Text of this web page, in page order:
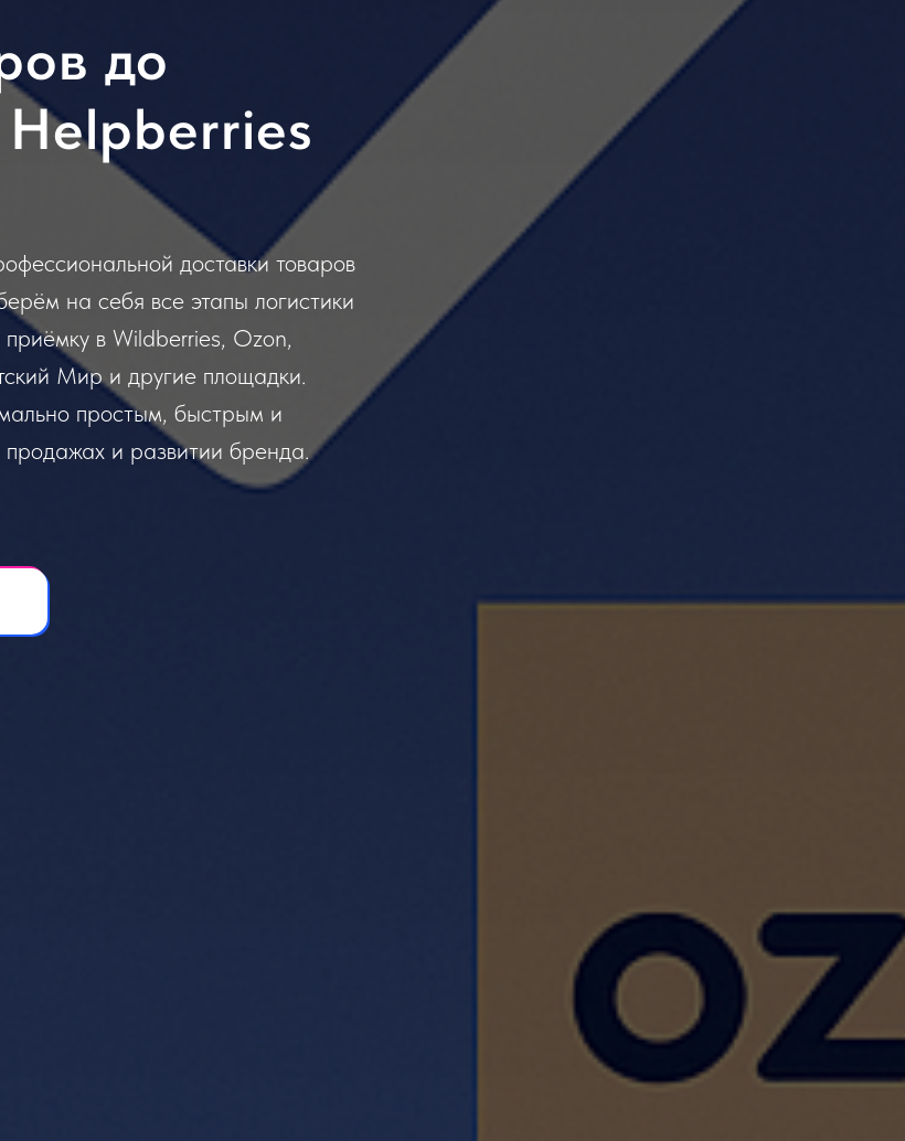
до
доставки товаров
на себя все этапы логистики
в Wildberries, Ozon,
Мир и другие площадки.
простым, быстрым и
и развитии бренда.